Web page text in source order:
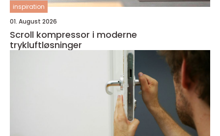
inspiration
01. August 2026
Scroll kompressor i moderne
trykluftløsninger